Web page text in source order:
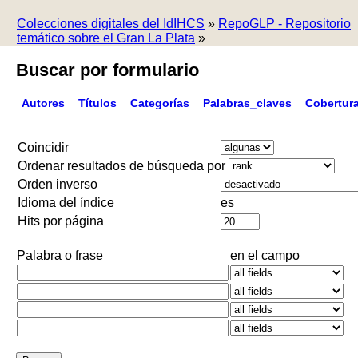
Colecciones digitales del IdIHCS » RepoGLP - Repositorio
temático sobre el Gran La Plata »
Buscar por formulario
Autores Títulos Categorías Palabras_claves
Coincidir
Ordenar resultados de búsqueda por
Orden inverso
Idioma del índice
es
Hits por página
Palabra o frase en el campo